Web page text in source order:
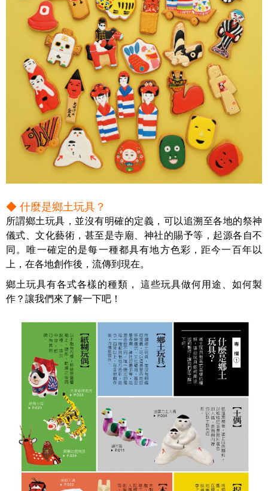
◆ 什麼是鄉土玩具？
所謂鄉土玩具，並沒有明確的定義，可以追溯至各地的祭神
儀式、文化藝術，甚至是寺廟、神社的賜予等，起源各自不
同。唯一確定的是每一種都具有地方色彩，距今一百年以
上，在各地創作後，流傳到現在。
鄉土玩具有各式各樣的種類， 這些玩具做何用途、如何製
作？讓我們來了解一下吧！